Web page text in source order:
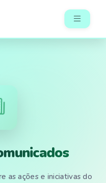
as ações e iniciativas do